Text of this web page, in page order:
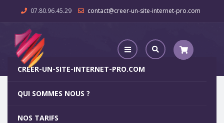
07.80.96.45.29 contact@creer-un-site-internet-pro.com
CREER-UN-SITE-INTERNET-PRO.COM
QUI SOMMES NOUS ?
NOS TARIFS
Agence Web Moulédous